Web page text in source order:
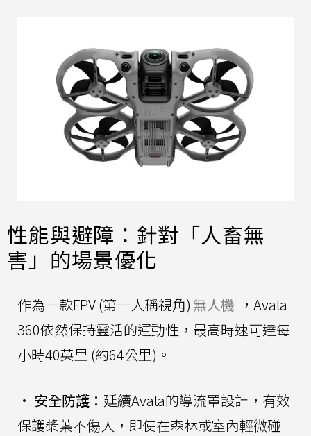
性能與避障：針對「人畜無
害」的場景優化
作為一款FPV (第一人稱視角) 無人機 ，Avata
360依然保持靈活的運動性，最高時速可達每
小時40英里 (約64公里)。
• 安全防護： 延續Avata的導流罩設計，有效
保護槳葉不傷人，即使在森林或室內輕微碰